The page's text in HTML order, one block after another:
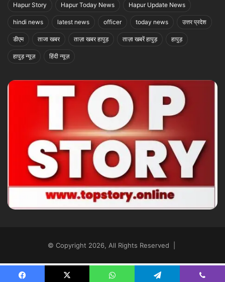
Hapur Story Hapur Today News Hapur Update News
hindi news latest news officer today news उत्तर प्रदेश
डीएम ताजा खबर ताज़ा खबर हापुड़ ताज़ा खबरें हापुड़ हापुड़
हापुड़ न्यूज़ हिंदी न्यूज़
© Copyright 2026, All Rights Reserved |